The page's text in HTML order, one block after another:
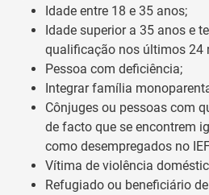
Idade entre 18 e 35 anos;
Idade superior a 35 anos e
qualificação nos últimos 24
Pessoa com deficiência;
Integrar família
Cônjuges ou pessoas com
de facto que se encontrem
como desempregados no
Vítima de violência
Refugiado ou beneficiário